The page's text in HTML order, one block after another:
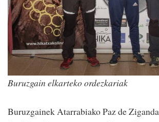
Buruzgain elkarteko ordezkariak
Buruzgainek Atarrabiako Paz de